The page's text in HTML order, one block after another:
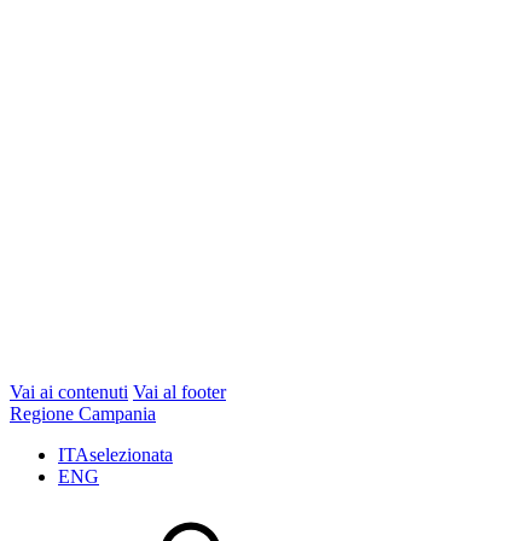
Vai ai contenuti Vai al footer
Regione Campania
ITAselezionata
ENG